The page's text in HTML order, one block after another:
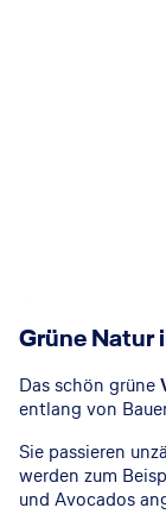
Grüne Natur
Das schön grüne
entlang von
Sie passieren
werden zum
und Avocados